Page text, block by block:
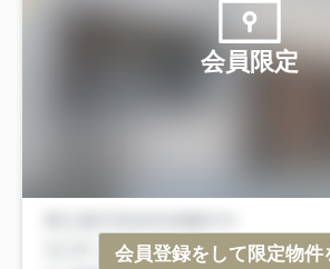
会員限定
会員登録をして限定物件